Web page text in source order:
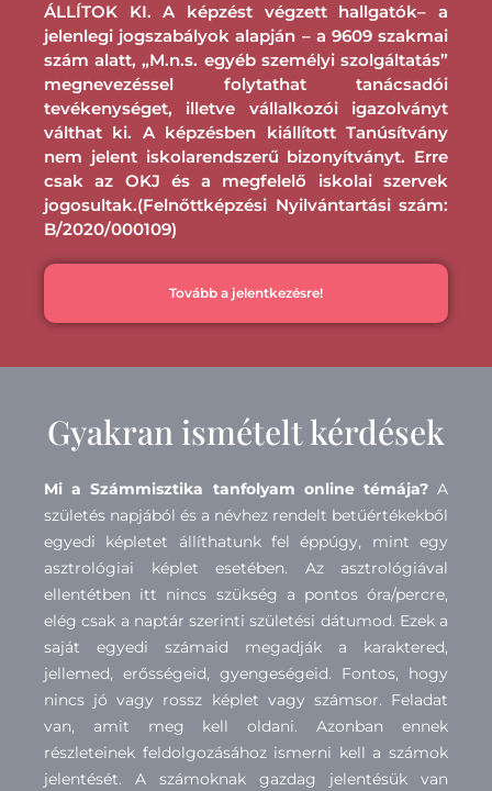
ÁLLÍTOK KI. A képzést végzett hallgatók– a
jelenlegi jogszabályok alapján – a 9609 szakmai
szám alatt, „M.n.s. egyéb személyi szolgáltatás”
megnevezéssel folytathat tanácsadói
tevékenységet, illetve vállalkozói igazolványt
válthat ki. A képzésben kiállított Tanúsítvány
nem jelent iskolarendszerű bizonyítványt. Erre
csak az OKJ és a megfelelő iskolai szervek
jogosultak.(Felnőttképzési Nyilvántartási szám:
B/2020/000109)
Tovább a jelentkezésre!
Gyakran ismételt kérdések
Mi a Számmisztika tanfolyam online témája? A
születés napjából és a névhez rendelt betűértékekből
egyedi képletet állíthatunk fel éppúgy, mint egy
asztrológiai képlet esetében. Az asztrológiával
ellentétben itt nincs szükség a pontos óra/percre,
elég csak a naptár szerinti születési dátumod. Ezek a
saját egyedi számaid megadják a karaktered,
jellemed, erősségeid, gyengeségeid. Fontos, hogy
nincs jó vagy rossz képlet vagy számsor. Feladat
van, amit meg kell oldani. Azonban ennek
részleteinek feldolgozásához ismerni kell a számok
jelentését. A számoknak gazdag jelentésük van